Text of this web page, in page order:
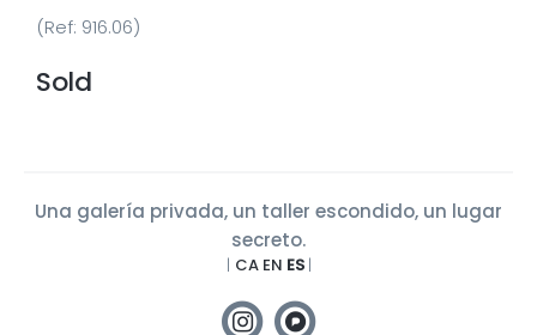
(Ref: 916.06)
Sold
Una galería privada, un taller escondido, un lugar
secreto.
| CA EN ES |